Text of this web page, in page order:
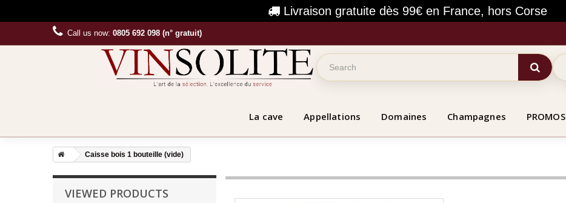
Livraison gratuite dès 99€ en France, hors Corse
Call us now: 0805 692 098 (n° gratuit)
La cave Appellations Domaines Champagnes PROMOS
Caisse bois 1 bouteille (vide)
VIEWED PRODUCTS